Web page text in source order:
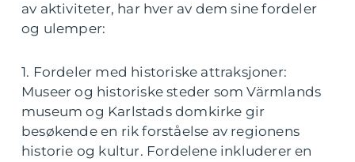
av aktiviteter, har hver av dem sine fordeler
og ulemper:
1. Fordeler med historiske attraksjoner:
Museer og historiske steder som Värmlands
museum og Karlstads domkirke gir
besøkende en rik forståelse av regionens
historie og kultur. Fordelene inkluderer en